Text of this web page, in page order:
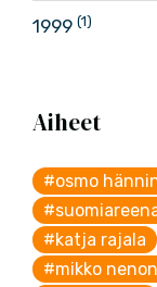
1999 (1)
Aiheet
#osmo
#katja rajala
#mikko